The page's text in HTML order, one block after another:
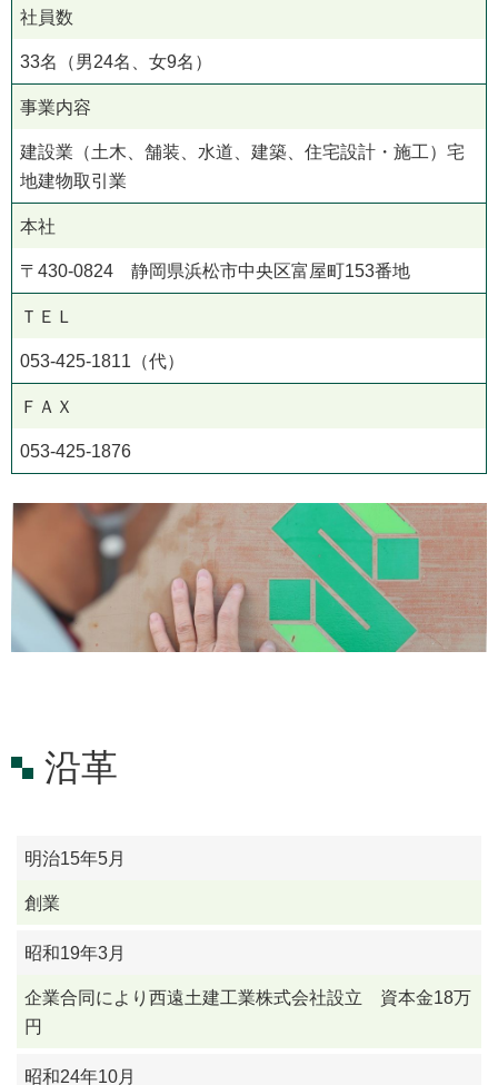
社員数
33名（男24名、女9名）
事業内容
建設業（土木、舗装、水道、建築、住宅設計・施工）宅
地建物取引業
本社
〒430-0824 静岡県浜松市中央区富屋町153番地
ＴＥＬ
053-425-1811（代）
ＦＡＸ
053-425-1876
沿革
明治15年5月
創業
昭和19年3月
企業合同により西遠土建工業株式会社設立 資本金18万
円
昭和24年10月